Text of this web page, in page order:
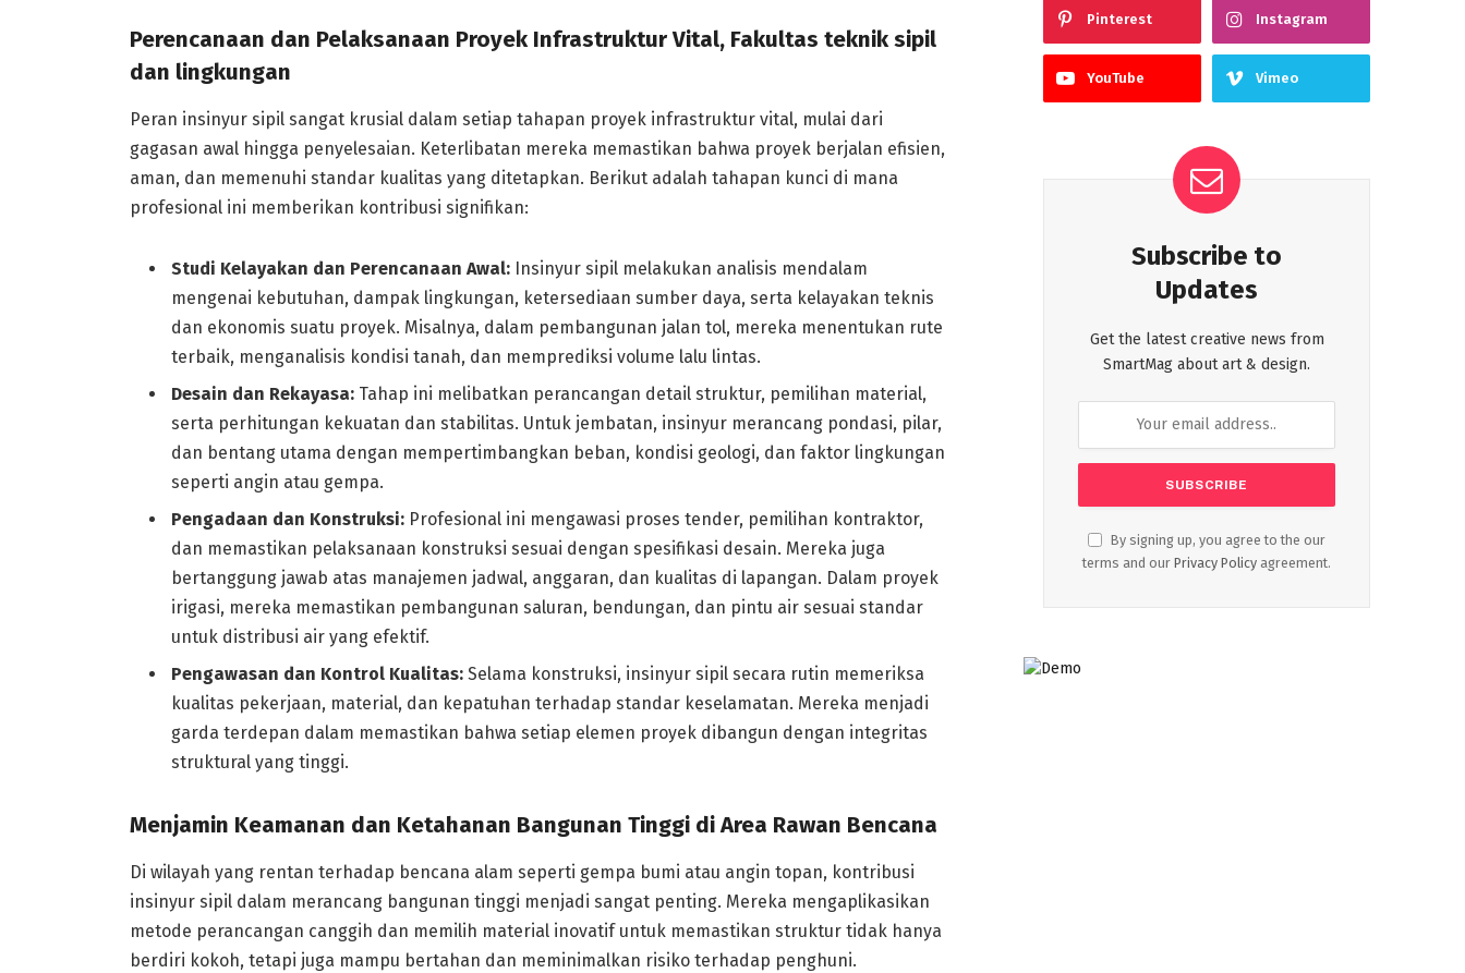
Perencanaan dan Pelaksanaan Proyek Infrastruktur Vital, Fakultas teknik sipil
dan lingkungan
Peran insinyur sipil sangat krusial dalam setiap tahapan proyek infrastruktur vital, mulai dari
gagasan awal hingga penyelesaian. Keterlibatan mereka memastikan bahwa proyek berjalan efisien,
aman, dan memenuhi standar kualitas yang ditetapkan. Berikut adalah tahapan kunci di mana
profesional ini memberikan kontribusi signifikan:
Studi Kelayakan dan Perencanaan Awal:Insinyur sipil melakukan analisis mendalam
mengenai kebutuhan, dampak lingkungan, ketersediaan sumber daya, serta kelayakan teknis
dan ekonomis suatu proyek. Misalnya, dalam pembangunan jalan tol, mereka menentukan rute
terbaik, menganalisis kondisi tanah, dan memprediksi volume lalu lintas.
Desain dan Rekayasa:Tahap ini melibatkan perancangan detail struktur, pemilihan material,
serta perhitungan kekuatan dan stabilitas. Untuk jembatan, insinyur merancang pondasi, pilar,
dan bentang utama dengan mempertimbangkan beban, kondisi geologi, dan faktor lingkungan
seperti angin atau gempa.
Pengadaan dan Konstruksi:Profesional ini mengawasi proses tender, pemilihan kontraktor,
dan memastikan pelaksanaan konstruksi sesuai dengan spesifikasi desain. Mereka juga
bertanggung jawab atas manajemen jadwal, anggaran, dan kualitas di lapangan. Dalam proyek
irigasi, mereka memastikan pembangunan saluran, bendungan, dan pintu air sesuai standar
untuk distribusi air yang efektif.
Pengawasan dan Kontrol Kualitas:Selama konstruksi, insinyur sipil secara rutin memeriksa
kualitas pekerjaan, material, dan kepatuhan terhadap standar keselamatan. Mereka menjadi
garda terdepan dalam memastikan bahwa setiap elemen proyek dibangun dengan integritas
struktural yang tinggi.
Menjamin Keamanan dan Ketahanan Bangunan Tinggi di Area Rawan Bencana
Di wilayah yang rentan terhadap bencana alam seperti gempa bumi atau angin topan, kontribusi
insinyur sipil dalam merancang bangunan tinggi menjadi sangat penting. Mereka mengaplikasikan
metode perancangan canggih dan memilih material inovatif untuk memastikan struktur tidak hanya
berdiri kokoh, tetapi juga mampu bertahan dan meminimalkan risiko terhadap penghuni.
Pinterest Instagram
YouTube Vimeo
Subscribe to
Updates
Get the latest creative news from
SmartMag about art & design.
By signing up, you agree to the our
terms and our Privacy Policy agreement.